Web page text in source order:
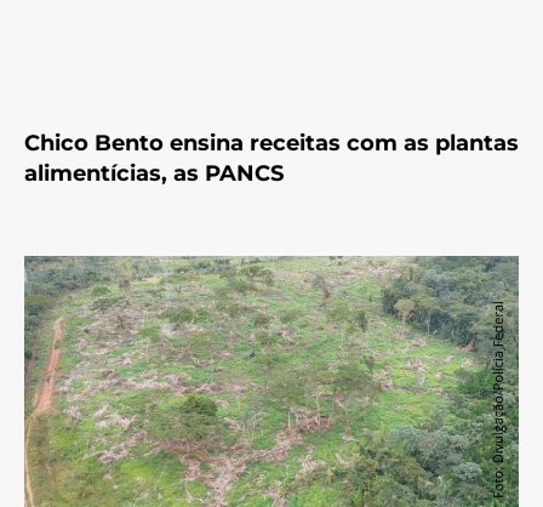
Chico Bento ensina receitas com as plantas
alimentícias, as PANCS